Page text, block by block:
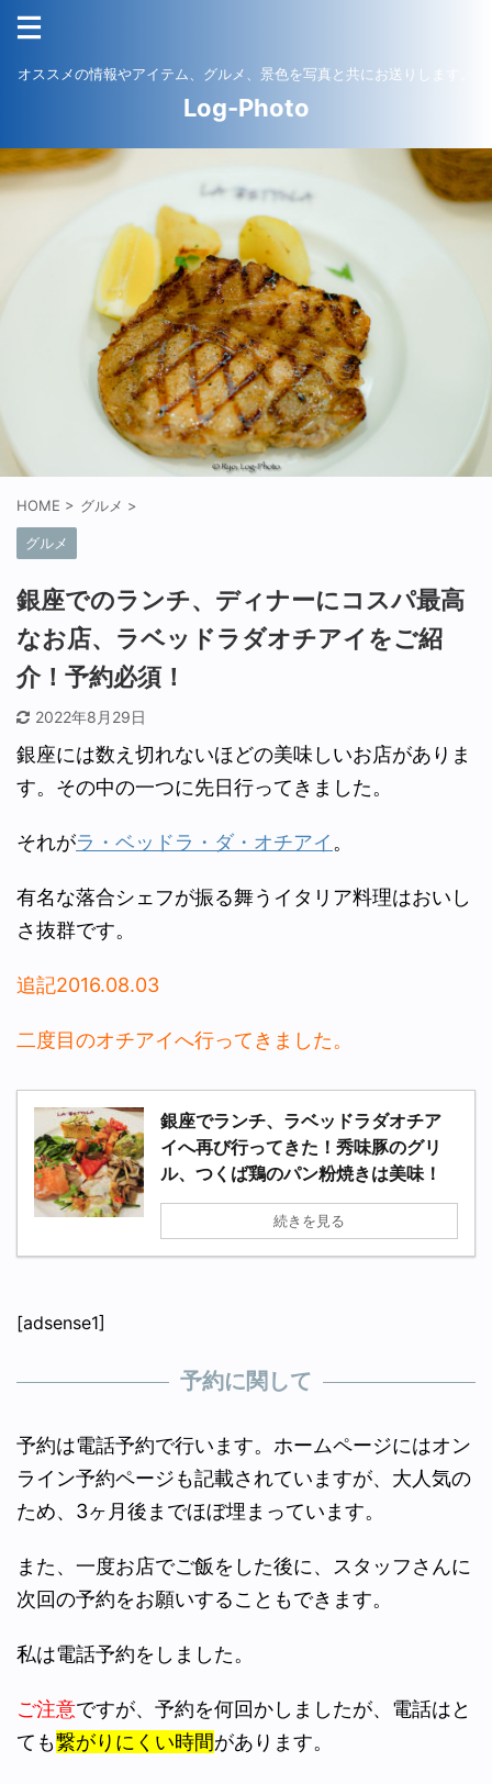
オススメの情報やアイテム、グルメ、景色を写真と共にお送りします。
Log-Photo
HOME > グルメ >
グルメ
銀座でのランチ、ディナーにコスパ最高
なお店、ラベッドラダオチアイをご紹
介！予約必須！
2022年8月29日
銀座には数え切れないほどの美味しいお店がありま
す。その中の一つに先日行ってきました。
それがラ・ベッドラ・ダ・オチアイ。
有名な落合シェフが振る舞うイタリア料理はおいし
さ抜群です。
追記2016.08.03
二度目のオチアイへ行ってきました。
銀座でランチ、ラベッドラダオチア
イへ再び行ってきた！秀味豚のグリ
ル、つくば鶏のパン粉焼きは美味！
続きを見る
[adsense1]
予約に関して
予約は電話予約で行います。ホームページにはオン
ライン予約ページも記載されていますが、大人気の
ため、3ヶ月後までほぼ埋まっています。
また、一度お店でご飯をした後に、スタッフさんに
次回の予約をお願いすることもできます。
私は電話予約をしました。
ご注意ですが、予約を何回かしましたが、電話はと
ても繋がりにくい時間があります。